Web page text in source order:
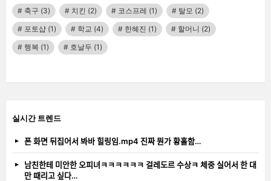
축구 (3) 치킨 (2) 코스프레 (1) 탈모 (2)
포토샵 (1) 학교 (4) 한혜진 (1) 할머니 (2)
행복 (1) 호날두 (1)
실시간 트렌드
폰 화면 뒤집어서 봐바 힐링임.mp4 진짜 뭔가 황홀함…
남친한테 미안한 오피녀ㅋㅋㅋㅋㅋㅋ 걸레도르 수상ㅋ 체중 실어서 한 대
만 때리고 싶다…